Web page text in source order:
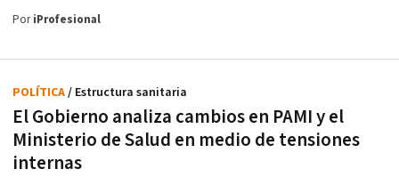
PoriProfesional
El Gobierno analiza cambios en PAMI y el
Ministerio de Salud en medio de tensiones
internas
POLÍTICA/ Estructura sanitaria